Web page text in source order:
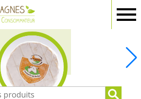
Portiragnes
CREMERIE - OEUFS